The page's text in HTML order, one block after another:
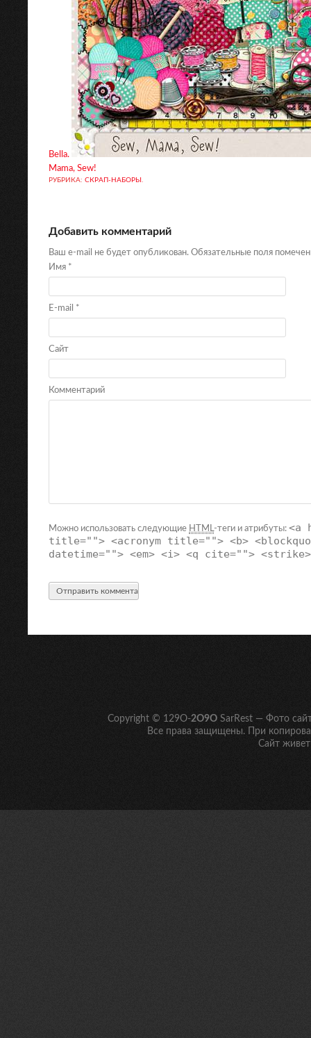
Bella.
Mama, Sew!
РУБРИКА: СКРАП-НАБОРЫ .
Добавить комментарий
Ваш e-mail не будет опубликован. Обязательные поля
Имя *
E-mail *
Сайт
Комментарий
Можно использовать следующие HTML-теги и атрибуты: <a
title=""> <acronym title=""> <b>
datetime=""> <em> <i> <q cite="">
Copyright © 129O-2O9O SarRest — Фото
Все права защищены. При
Сайт живет